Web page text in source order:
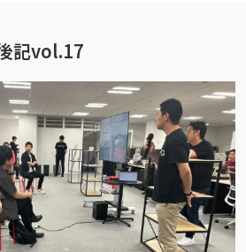
記vol.17